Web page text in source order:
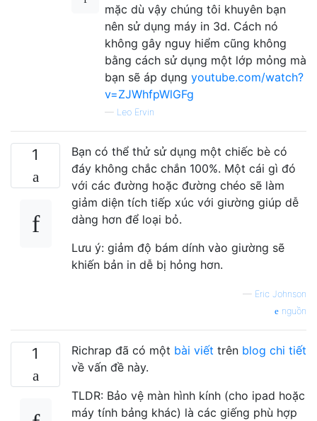
mặc dù vậy chúng tôi khuyên bạn
nên sử dụng máy in 3d. Cách nó
không gây nguy hiểm cũng không
bằng cách sử dụng một lớp mỏng mà
bạn sẽ áp dụng youtube.com/watch?
v=ZJWhfpWlGFg
— Leo Ervin
1
Bạn có thể thử sử dụng một chiếc bè có
đáy không chắc chắn 100%. Một cái gì đó
với các đường hoặc đường chéo sẽ làm
giảm diện tích tiếp xúc với giường giúp dễ
dàng hơn để loại bỏ.
Lưu ý: giảm độ bám dính vào giường sẽ
khiến bản in dễ bị hỏng hơn.
— Eric Johnson
nguồn
1 Richrap đã có một bài viết trên blog chi tiết
về vấn đề này.
TLDR: Bảo vệ màn hình kính (cho ipad hoặc
máy tính bảng khác) là các giếng phù hợp